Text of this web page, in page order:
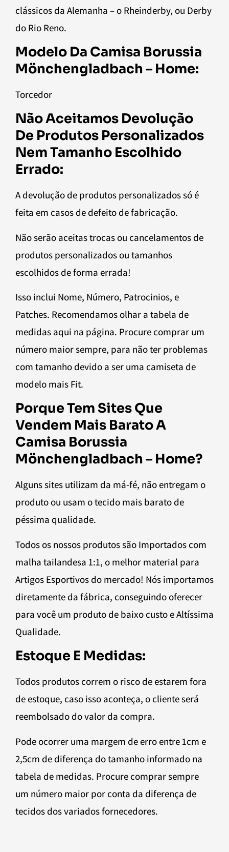
clássicos da Alemanha – o Rheinderby, ou Derby
do Rio Reno.
Modelo Da Camisa Borussia
Mönchengladbach – Home:
Torcedor
Não Aceitamos Devolução
De Produtos Personalizados
Nem Tamanho Escolhido
Errado:
A devolução de produtos personalizados só é
feita em casos de defeito de fabricação.
Não serão aceitas trocas ou cancelamentos de
produtos personalizados ou tamanhos
escolhidos de forma errada!
Isso inclui Nome, Número, Patrocinios, e
Patches. Recomendamos olhar a tabela de
medidas aqui na página. Procure comprar um
número maior sempre, para não ter problemas
com tamanho devido a ser uma camiseta de
modelo mais Fit.
Porque Tem Sites Que
Vendem Mais Barato A
Camisa Borussia
Mönchengladbach – Home?
Alguns sites utilizam da má-fé, não entregam o
produto ou usam o tecido mais barato de
péssima qualidade.
Todos os nossos produtos são Importados com
malha tailandesa 1:1, o melhor material para
Artigos Esportivos do mercado! Nós importamos
diretamente da fábrica, conseguindo oferecer
para você um produto de baixo custo e Altíssima
Qualidade.
Estoque E Medidas:
Todos produtos correm o risco de estarem fora
de estoque, caso isso aconteça, o cliente será
reembolsado do valor da compra.
Pode ocorrer uma margem de erro entre 1cm e
2,5cm de diferença do tamanho informado na
tabela de medidas. Procure comprar sempre
um número maior por conta da diferença de
tecidos dos variados fornecedores.